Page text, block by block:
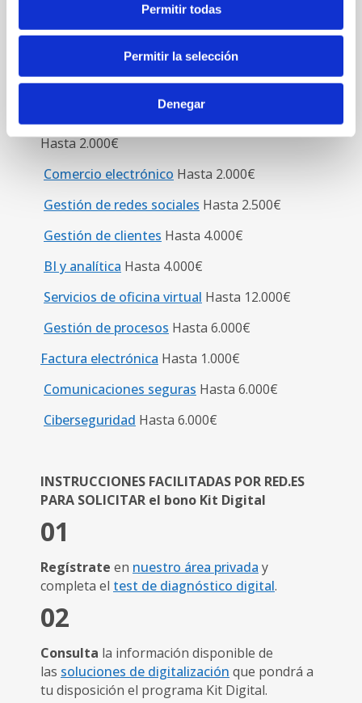
Permitir todas
Permitir la selección
Denegar
Disponer de la evaluación del Nivel de
Madurez Digital, de acuerdo con el test de
diagnóstico disponible en la plataforma Acelera
pyme.
Sitio web y Presencia en internet
Hasta 2.000€
Comercio electrónico Hasta 2.000€
Gestión de redes sociales Hasta 2.500€
Gestión de clientes Hasta 4.000€
BI y analítica Hasta 4.000€
Servicios de oficina virtual Hasta 12.000€
Gestión de procesos Hasta 6.000€
Factura electrónica Hasta 1.000€
Comunicaciones seguras Hasta 6.000€
Ciberseguridad Hasta 6.000€
INSTRUCCIONES FACILITADAS POR RED.ES
PARA SOLICITAR el bono Kit Digital
01
Regístrate en nuestro área privada y
completa el test de diagnóstico digital.
02
Consulta la información disponible de
las soluciones de digitalización que pondrá a
tu disposición el programa Kit Digital.